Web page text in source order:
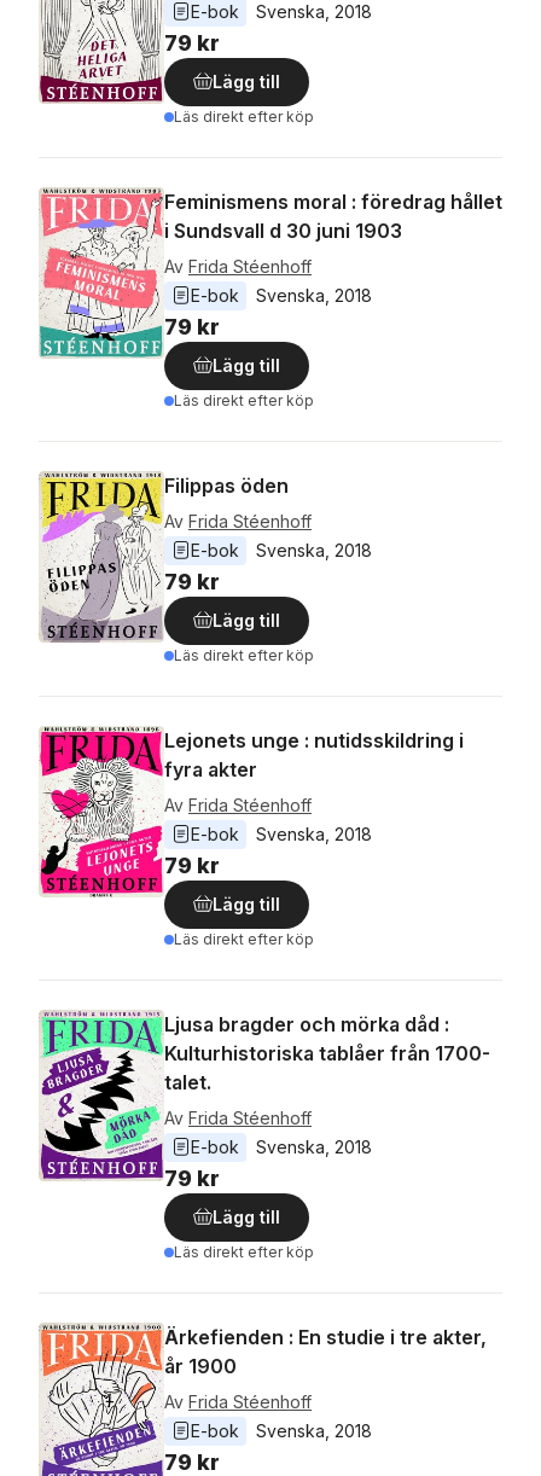
E-bok
Svenska 2018
79 kr
Lägg till
Läs direkt efter köp
Feminismens moral : föredrag hållet
i Sundsvall d 30 juni 1903
Av Frida Stéenhoff
E-bok
Svenska 2018
79 kr
Lägg till
Läs direkt efter köp
Filippas öden
Av Frida Stéenhoff
E-bok
Svenska 2018
79 kr
Lägg till
Läs direkt efter köp
Lejonets unge : nutidsskildring i
fyra akter
Av Frida Stéenhoff
E-bok
Svenska 2018
79 kr
Lägg till
Läs direkt efter köp
Ljusa bragder och mörka dåd :
Kulturhistoriska tablåer från 1700-
talet.
Av Frida Stéenhoff
E-bok
Svenska 2018
79 kr
Lägg till
Läs direkt efter köp
Ärkefienden : En studie i tre akter,
år 1900
Av Frida Stéenhoff
E-bok
Svenska 2018
79 kr